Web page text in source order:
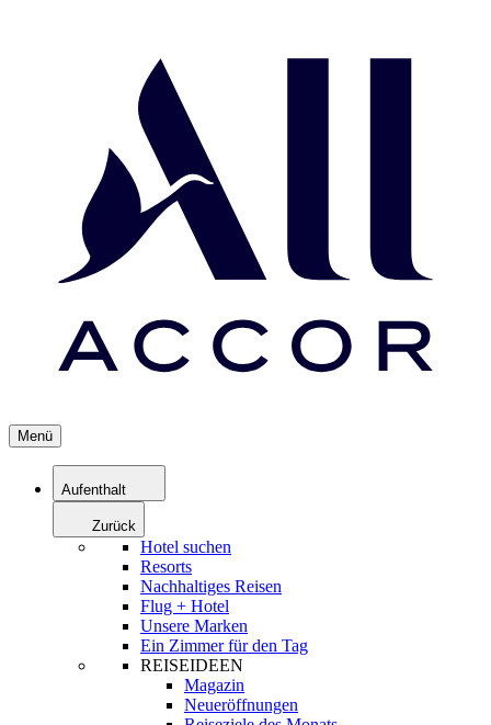
Menü
Aufenthalt
Zurück
Hotel suchen
Resorts
Nachhaltiges Reisen
Flug + Hotel
Unsere Marken
Ein Zimmer für den Tag
REISEIDEEN
Magazin
Neueröffnungen